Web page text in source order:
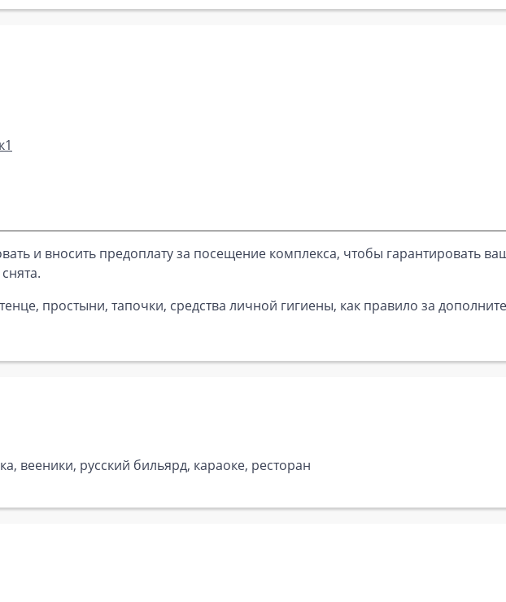
и вносить предоплату за посещение комплекса, чтобы гарантировать
простыни, тапочки, средства личной гигиены, как правило за
вееники, русский бильярд, караоке, ресторан